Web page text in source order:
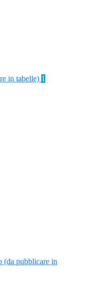
in tabelle) 1
(da pubblicare in